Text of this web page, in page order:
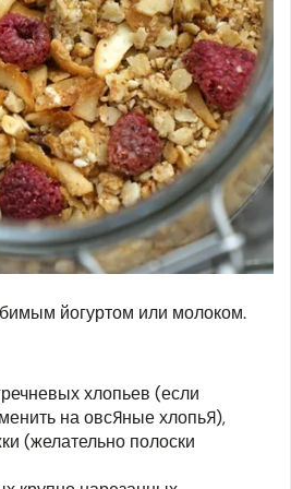
йогуртом или молоком.
хлопьев (если
на овсяные хлопья),
(желательно полоски